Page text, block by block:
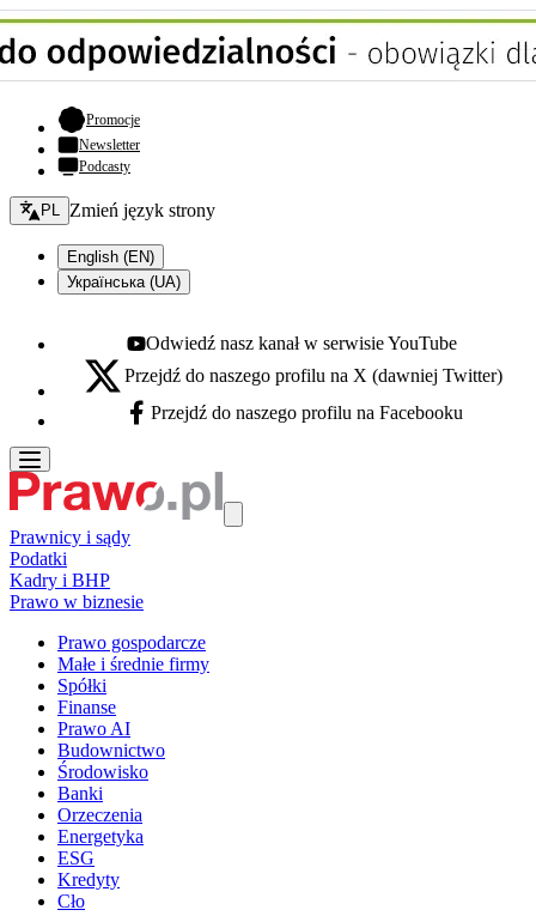
Promocje- otwiera się w nowej karcie
Newsletter
Podcasty
Zmień język - bieżący:
PL Zmień język strony
English (EN)
Українська (UA)
Youtube - otwiera się w nowej karcie
Odwiedź nasz kanał w serwisie YouTube
X - otwiera się w nowej karcie
Przejdź do naszego profilu na X (dawniej Twitter)
Facebook - otwiera się w nowej karcie
Przejdź do naszego profilu na Facebooku
Prawnicy i sądy
Podatki
Kadry i BHP
Prawo w biznesie
Prawo gospodarcze
Małe i średnie firmy
Spółki
Finanse
Prawo AI
Budownictwo
Środowisko
Banki
Orzeczenia
Energetyka
ESG
Kredyty
Cło